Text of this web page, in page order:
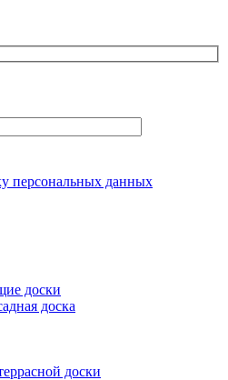
персональных данных
доски
доска
доски